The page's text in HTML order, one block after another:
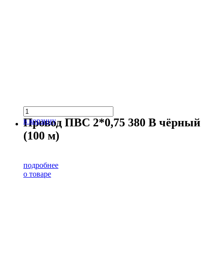
в корзину
Провод ПВС 2*0,75 380 В чёрный
(100 м)
подробнее
о товаре